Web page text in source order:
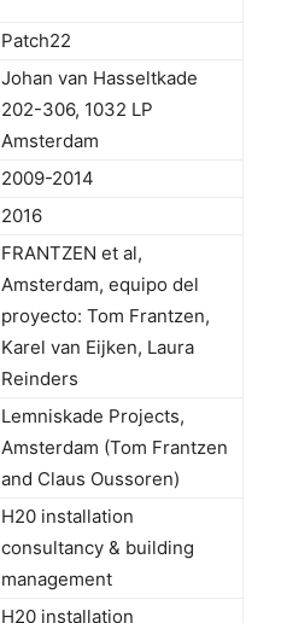
Patch22
Johan van Hasseltkade
202-306, 1032 LP
Amsterdam
2009-2014
2016
FRANTZEN et al,
Amsterdam, equipo del
proyecto: Tom Frantzen,
Karel van Eijken, Laura
Reinders
Lemniskade Projects,
Amsterdam (Tom Frantzen
and Claus Oussoren)
H20 installation
consultancy & building
management
H20 installation